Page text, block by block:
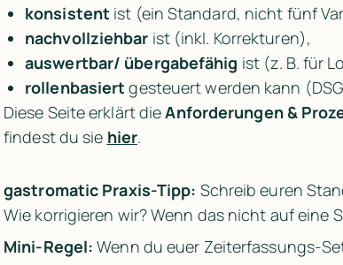
konsistent ist (ein Standard, nicht fünf
nachvollziehbar ist (inkl. Korrekturen),
auswertbar/ übergabefähig ist (z. B. für
rollenbasiert gesteuert werden kann
Diese Seite erklärt die Anforderungen &
findest du sie hier.
gastromatic Praxis-Tipp: Schreib euren
Wie korrigieren wir? Wenn das nicht auf eine
Mini-Regel: Wenn du euer